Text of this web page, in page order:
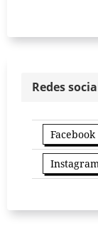
Redes
Facebook